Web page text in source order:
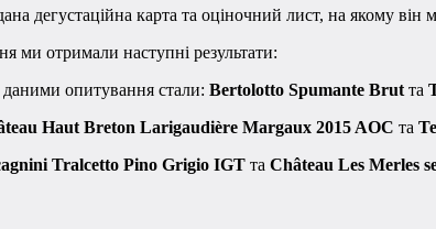
дегустаційна карта та оціночний лист, на якому він
ми отримали наступні результати:
даними опитування стали: Bertolotto Spumante Brut та
Haut Breton Larigaudière Margaux 2015 AOC та
Tralcetto Pino Grigio IGT та Château Les Merles